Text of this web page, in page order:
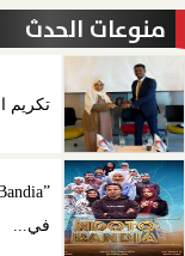
منوعات الحدث
تكريم
في...